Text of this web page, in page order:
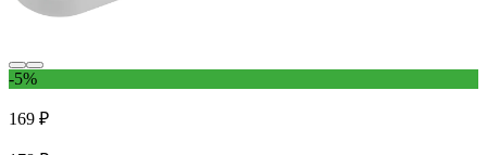
-5%
169 ₽